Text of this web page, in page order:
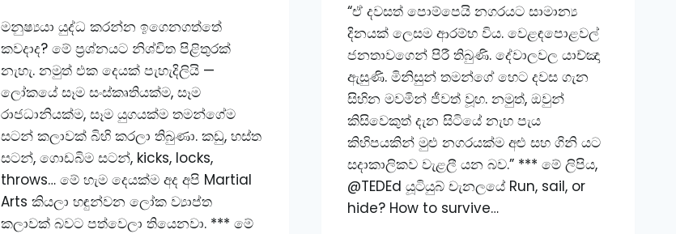
මනුෂ්‍යයා යුද්ධ කරන්න ඉගෙනගත්තේ
කවදාද? මේ ප්‍රශ්නයට නිශ්චිත පිළිතුරක්
නැහැ. නමුත් එක දෙයක් පැහැදිලියි —
ලෝකයේ සෑම සංස්කෘතියක්ම, සෑම
රාජධානියක්ම, සෑම යුගයක්ම තමන්ගේම
සටන් කලාවක් බිහි කරලා තිබුණා. කඩු, හස්ත
සටන්, ගොඩබිම සටන්, kicks, locks,
throws… මේ හැම දෙයක්ම අද අපි Martial
Arts කියලා හඳුන්වන ලෝක ව්‍යාප්ත
කලාවක් බවට පත්වෙලා තියෙනවා. *** මේ
“ඒ දවසත් පොම්පෙයි නගරයට සාමාන්‍ය
දිනයක් ලෙසම ආරම්භ විය. වෙළඳපොළවල්
ජනතාවගෙන් පිරී තිබුණි. දේවාලවල යාච්ඤා
ඇසුණි. මිනිසුන් තමන්ගේ හෙට දවස ගැන
සිහින මවමින් ජීවත් වූහ. නමුත්, ඔවුන්
කිසිවෙකුත් දැන සිටියේ නැහ පැය
කිහිපයකින් මුළු නගරයක්ම අළු සහ ගිනි යට
සදාකාලිකව වැළලී යන බව.” *** මේ ලිපිය,
@TEDEd යූටියුබ් චැනලයේ Run, sail, or
hide? How to survive…